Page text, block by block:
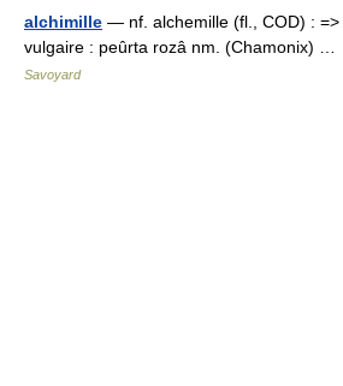
alchimille — nf. alchemille (fl., COD) : =>
vulgaire : peûrta rozâ nm. (Chamonix) …
Savoyard